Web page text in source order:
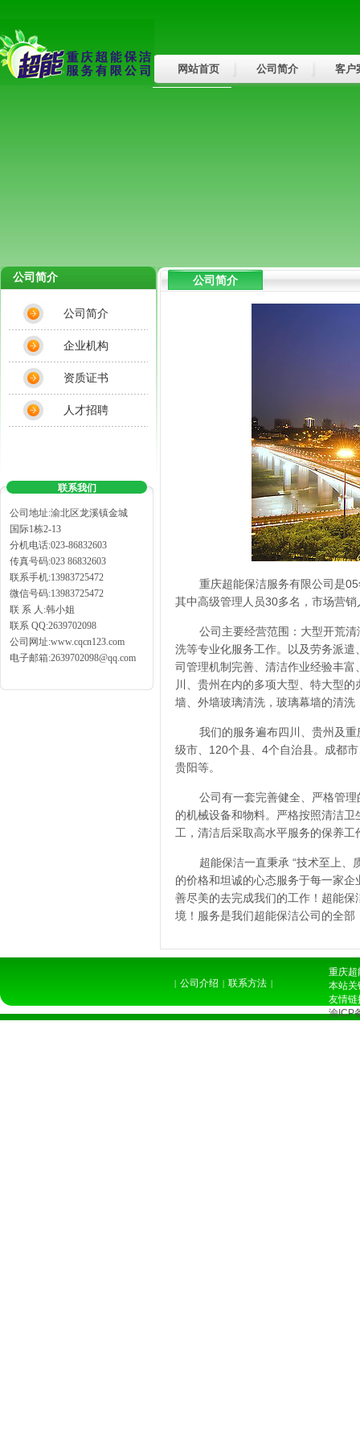
网站首页 公司简介 客户
公司简介
重庆超能保洁服务有限公司是
其中高级管理人员30多名，市场营
公司主要经营范围：大型开荒
洗等专业化服务工作。以及劳务派
司管理机制完善、清洁作业经验丰
川、贵州在内的多项大型、特大型
墙、外墙玻璃清洗，玻璃幕墙的清
我们的服务遍布四川、贵州及
级市、120个县、4个自治县。成都
贵阳等。
公司有一套完善健全、严格管
的机械设备和物料。严格按照清洁
工，清洁后采取高水平服务的保养
超能保洁一直秉承 “技术至上、
的价格和坦诚的心态服务于每一家
善尽美的去完成我们的工作！超能
境！服务是我们超能保洁公司的全部
公司简介
公司简介
企业机构
资质证书
人才招聘
联系我们
公司地址:渝北区龙溪镇金城
国际1栋2-13
分机电话:023-86832603
传真号码:023 86832603
联系手机:13983725472
微信号码:13983725472
联 系 人:韩小姐
联系 QQ:2639702098
公司网址:www.cqcn123.com
电子邮箱:2639702098@qq.com
| 公司介绍 | 联系方法 |
重庆
本站关
友情链
渝ICP